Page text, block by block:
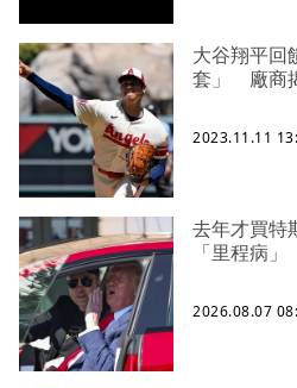
大谷翔平回
套」 廠商
2023.11.11
去年才買特
「里程病
2026.08.07